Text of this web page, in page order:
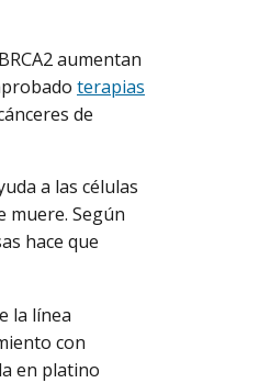
aumentan
terapias
de
a las células
muere. Según
hace que
la línea
con
en platino